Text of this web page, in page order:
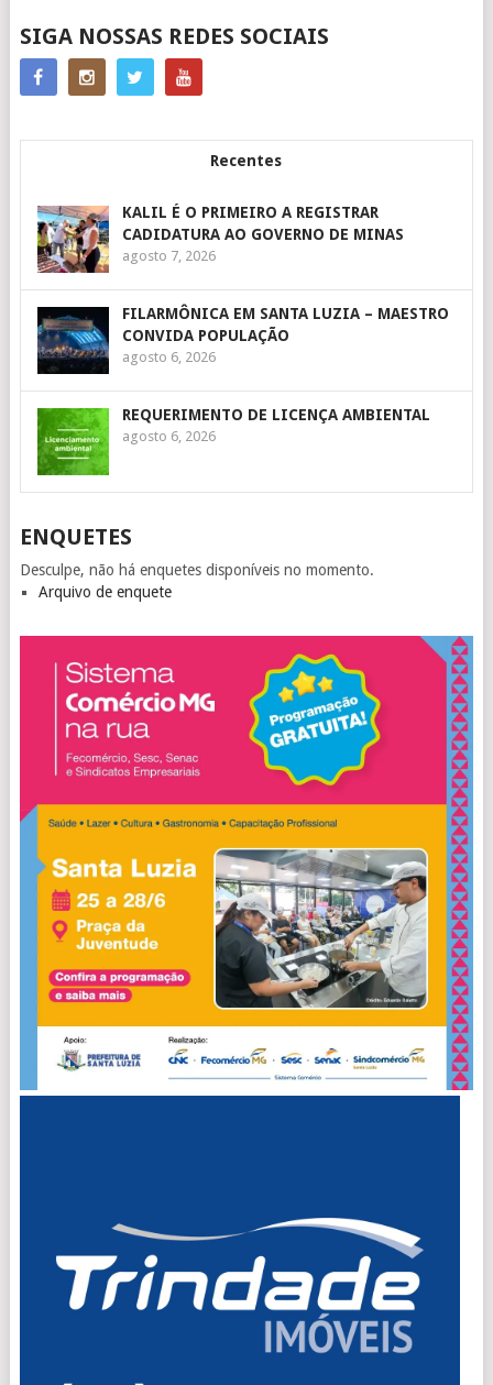
SIGA NOSSAS REDES SOCIAIS
Recentes
KALIL É O PRIMEIRO A REGISTRAR
CADIDATURA AO GOVERNO DE MINAS
agosto 7, 2026
FILARMÔNICA EM SANTA LUZIA – MAESTRO
CONVIDA POPULAÇÃO
agosto 6, 2026
REQUERIMENTO DE LICENÇA AMBIENTAL
agosto 6, 2026
ENQUETES
Desculpe, não há enquetes disponíveis no momento.
Arquivo de enquete